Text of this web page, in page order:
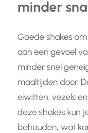
minder
Goede shakes
aan een gevoel
minder snel
maaltijden door.
eiwitten, vezels
deze shakes kun
behouden, wat